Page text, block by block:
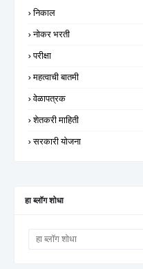
निकाल
नोकर भरती
परीक्षा
महत्वाची बातमी
वेळापत्रक
शेतकरी माहिती
सरकारी योजना
हा ब्लॉग शोधा